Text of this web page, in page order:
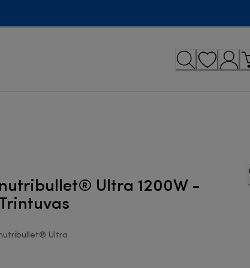
nutribullet® Ultra 1200W -
Ultra